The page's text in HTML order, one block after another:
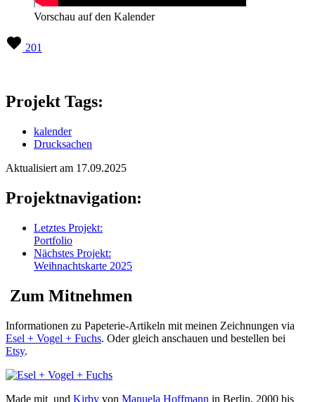
Vorschau auf den Kalender
201
Projekt Tags:
kalender
Drucksachen
Aktualisiert am 17.09.2025
Projektnavigation:
Letztes Projekt:
Portfolio
Nächstes Projekt:
Weihnachtskarte 2025
Zum Mitnehmen
Informationen zu Papeterie-Artikeln mit meinen Zeichnungen via
Esel + Vogel + Fuchs. Oder gleich anschauen und bestellen bei
Etsy.
Made mit und Kirby von Manuela Hoffmann in Berlin, 2000 bis